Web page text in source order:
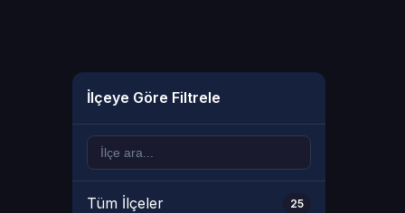
İlçeye Göre Filtrele
Tüm İlçeler 25